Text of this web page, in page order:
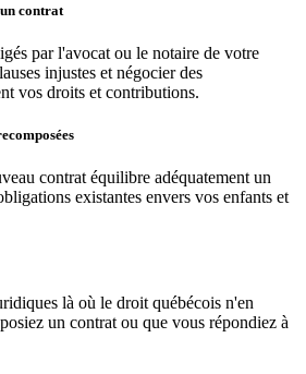
contrat
par l'avocat ou le notaire de votre
injustes et négocier des
vos droits et contributions.
contrat équilibre adéquatement un
existantes envers vos enfants et
là où le droit québécois n'en
un contrat ou que vous répondiez à